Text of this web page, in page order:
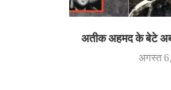
अतीक अहमद के बेटे
अगस्त